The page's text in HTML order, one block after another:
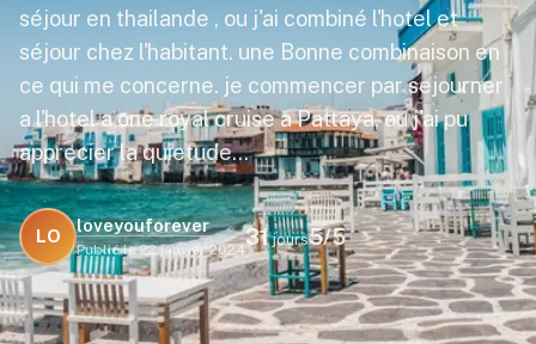
séjour en thailande , ou j'ai combiné l'hotel et
séjour chez l'habitant. une Bonne combinaison en
ce qui me concerne. je commencer par sejourner
a l'hotel a one royal cruise a Pattaya, ou j'ai pu
apprecier la quietude…
LO
loveyouforever
Publié le 22 janvier 2024
31jours5/5